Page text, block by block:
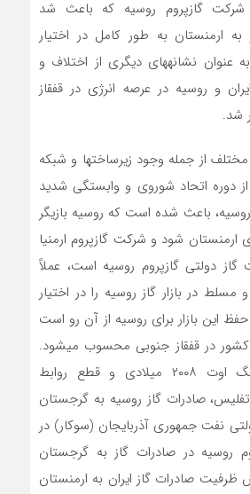
گازپروم روسیه که باعث شد
ارمنستان به طور کامل در اختیار
به عنوان نشانه­های دیگری از اختلاف و
و روسیه در عرصه انرژی در قفقاز
شد.
مختلف از جمله وجود زیرساخت­ها و شبکه
دوره اتحاد شوروی و وابستگی شدید
باعث شده است که روسیه بازیگر
شود و شرکت گازپروم ارمنیا
دولتی گازپروم روسیه است، عملاً
در بازار گاز روسیه را در اختیار
این بازار برای روسیه از آن رو است
کشور در قفقاز جنوبی محسوب می­شود.
چرا که پس از جنگ اوت ۲۰۰۸ میلادی و قطع روابط
صادرات گاز روسیه به گرجستان
نفت جمهوری آذربایجان (سوکار) در
روسیه در صادرات گاز به گرجستان
صادرات گاز ایران به ارمنستان